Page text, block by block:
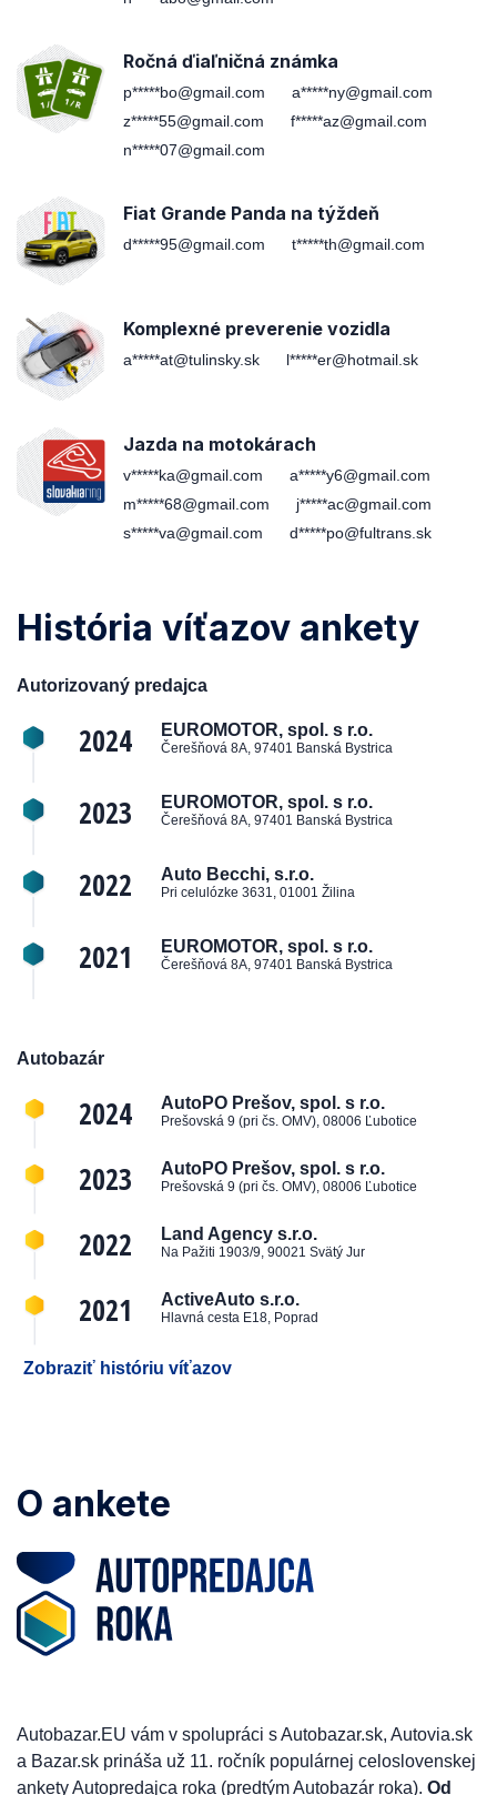
Ročná ďiaľničná známka
p*****bo@gmail.com
a*****ny@gmail.com
z*****55@gmail.com
f*****az@gmail.com
n*****07@gmail.com
Fiat Grande Panda na týždeň
d*****95@gmail.com t*****th@gmail.com
Komplexné preverenie vozidla
a*****at@tulinsky.sk l*****er@hotmail.sk
Jazda na motokárach
v*****ka@gmail.com
a*****y6@gmail.com
m*****68@gmail.com
j*****ac@gmail.com
s*****va@gmail.com
d*****po@fultrans.sk
História víťazov ankety
Autorizovaný predajca
2024 EUROMOTOR, spol. s r.o.
Čerešňová 8A, 97401 Banská Bystrica
2023 EUROMOTOR, spol. s r.o.
Čerešňová 8A, 97401 Banská Bystrica
2022 Auto Becchi, s.r.o.
Pri celulózke 3631, 01001 Žilina
2021 EUROMOTOR, spol. s r.o.
Čerešňová 8A, 97401 Banská Bystrica
Autobazár
2024 AutoPO Prešov, spol. s r.o.
Prešovská 9 (pri čs. OMV), 08006 Ľubotice
2023 AutoPO Prešov, spol. s r.o.
Prešovská 9 (pri čs. OMV), 08006 Ľubotice
2022 Land Agency s.r.o.
Na Pažiti 1903/9, 90021 Svätý Jur
2021 ActiveAuto s.r.o.
Hlavná cesta E18, Poprad
Zobraziť históriu víťazov
O ankete
Autobazar.EU vám v spolupráci s Autobazar.sk, Autovia.sk
a Bazar.sk prináša už 11. ročník populárnej celoslovenskej
ankety Autopredajca roka (predtým Autobazár roka). Od